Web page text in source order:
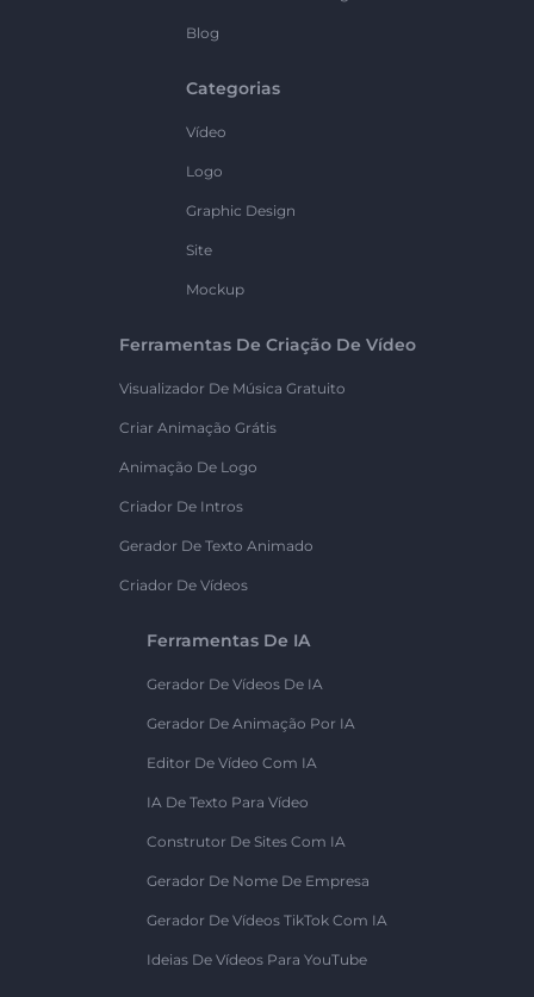
Blog
Categorias
Vídeo
Logo
Graphic Design
Site
Mockup
Ferramentas De Criação De Vídeo
Visualizador De Música Gratuito
Criar Animação Grátis
Animação De Logo
Criador De Intros
Gerador De Texto Animado
Criador De Vídeos
Ferramentas De IA
Gerador De Vídeos De IA
Gerador De Animação Por IA
Editor De Vídeo Com IA
IA De Texto Para Vídeo
Construtor De Sites Com IA
Gerador De Nome De Empresa
Gerador De Vídeos TikTok Com IA
Ideias De Vídeos Para YouTube